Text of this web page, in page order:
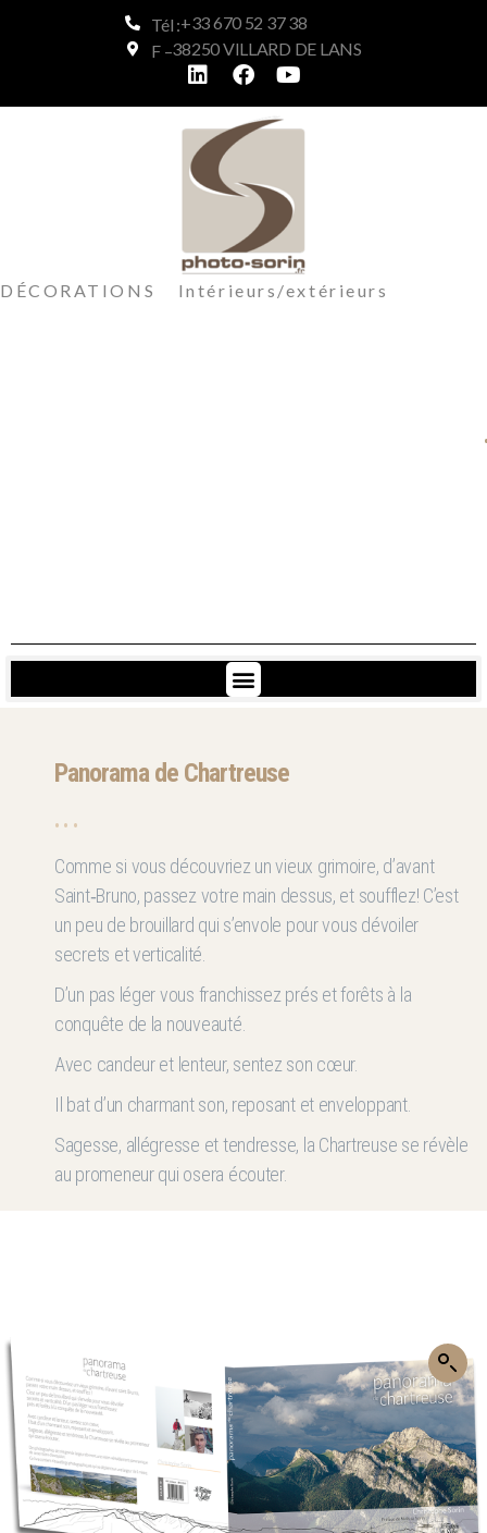
Tél :+33 670 52 37 38
F –38250 VILLARD DE LANS
DÉCORATIONS Intérieurs/extérieurs
Panorama de Chartreuse
• • •
Comme si vous découvriez un vieux grimoire, d’avant
Saint‑Bruno, passez votre main dessus, et soufflez! C’est
un peu de brouillard qui s’envole pour vous dévoiler
secrets et verticalité.
D’un pas léger vous franchissez prés et forêts à la
conquête de la nouveauté.
Avec candeur et lenteur, sentez son cœur.
Il bat d’un charmant son, reposant et enveloppant.
Sagesse, allégresse et tendresse, la Chartreuse se révèle
au promeneur qui osera écouter.